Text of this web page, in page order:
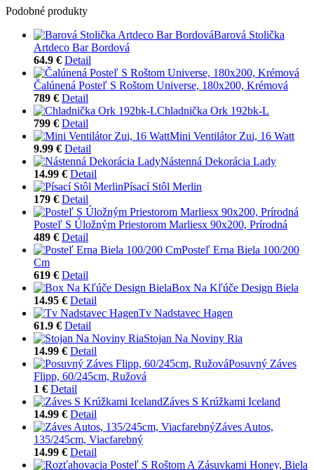
Podobné produkty
Barová Stolička
Artdeco Bar Bordová
64.9 € Detail
Čalúnená Posteľ S Roštom Universe, 180x200, Krémová
789 € Detail
Chladnička Ork 192bk-L
799 € Detail
Mini Ventilátor Zui, 16 Watt
9.99 € Detail
Nástenná Dekorácia Lady
14.99 € Detail
Písací Stôl Merlin
179 € Detail
Posteľ S Úložným Priestorom Marliesx 90x200, Prírodná
489 € Detail
Posteľ Erna Biela 100/200
Cm
619 € Detail
Box Na Kľúče Design Biela
14.95 € Detail
Tv Nadstavec Hagen
61.9 € Detail
Stojan Na Noviny Ria
14.99 € Detail
Posuvný Záves
Flipp, 60/245cm, Ružová
1 € Detail
Záves S Krúžkami Iceland
14.99 € Detail
Záves Autos,
135/245cm, Viacfarebný
14.99 € Detail